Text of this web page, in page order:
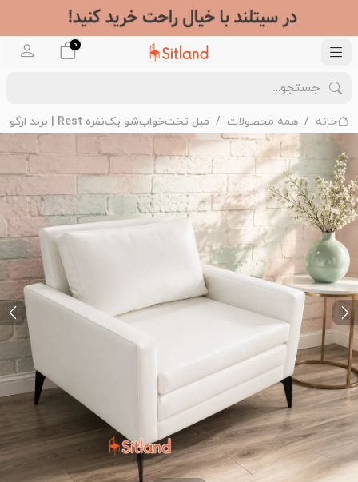
0
خانه همه محصولات مبل تخت‌خواب‌شو یک‌نفره Rest | برند ارگو
Previous